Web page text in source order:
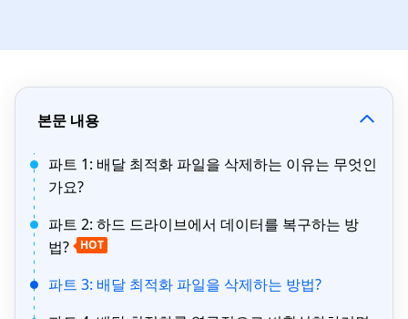
본문 내용
파트 1: 배달 최적화 파일을 삭제하는 이유는 무엇인
가요?
파트 2: 하드 드라이브에서 데이터를 복구하는 방
법?
HOT
파트 3: 배달 최적화 파일을 삭제하는 방법?